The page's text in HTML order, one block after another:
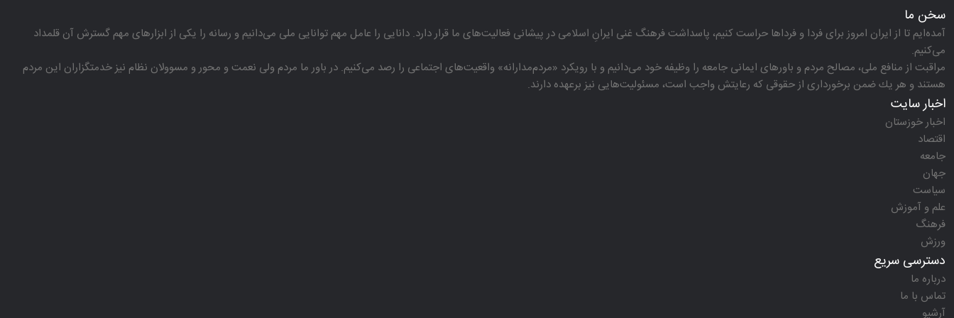
سخن ما
آمده‌ایم تا از ایران امروز برای فردا و فرداها حراست كنیم، پاسداشت فرهنگ غنی ایرانِ اسلامی در پیشانی فعالیت‌های ما قرار دارد. دانایی را عامل مهم توانایی ملی می‌دانیم و رسانه را یكی از ابزارهای مهم گسترش آن قلمداد
می‌كنیم.
مراقبت از منافع ملی، مصالح مردم و باورهای ایمانی جامعه را وظیفه خود می‌دانیم و با رویكرد «مردم‌مدارانه‌» واقعیت‌های اجتماعی را رصد می‌كنیم. در باور ما مردم ولی نعمت و محور و مسوولان نظام نیز خدمتگزاران این مردم
هستند و هر یك ضمن برخورداری از حقوقی كه رعایتش واجب است، مسئولیت‌هایی نیز برعهده دارند.
اخبار سایت
اخبار خوزستان
اقتصاد
جامعه
جهان
سیاست
علم و آموزش
فرهنگ
ورزش
دسترسی سریع
درباره ما
تماس با ما
آرشیو